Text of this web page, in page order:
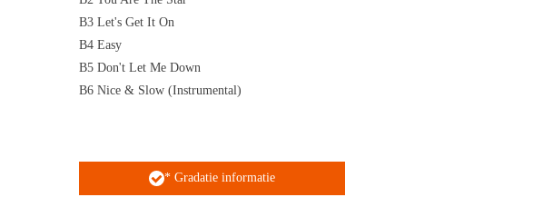
B3 Let's Get It On
B4 Easy
B5 Don't Let Me Down
B6 Nice & Slow (Instrumental)
* Gradatie informatie